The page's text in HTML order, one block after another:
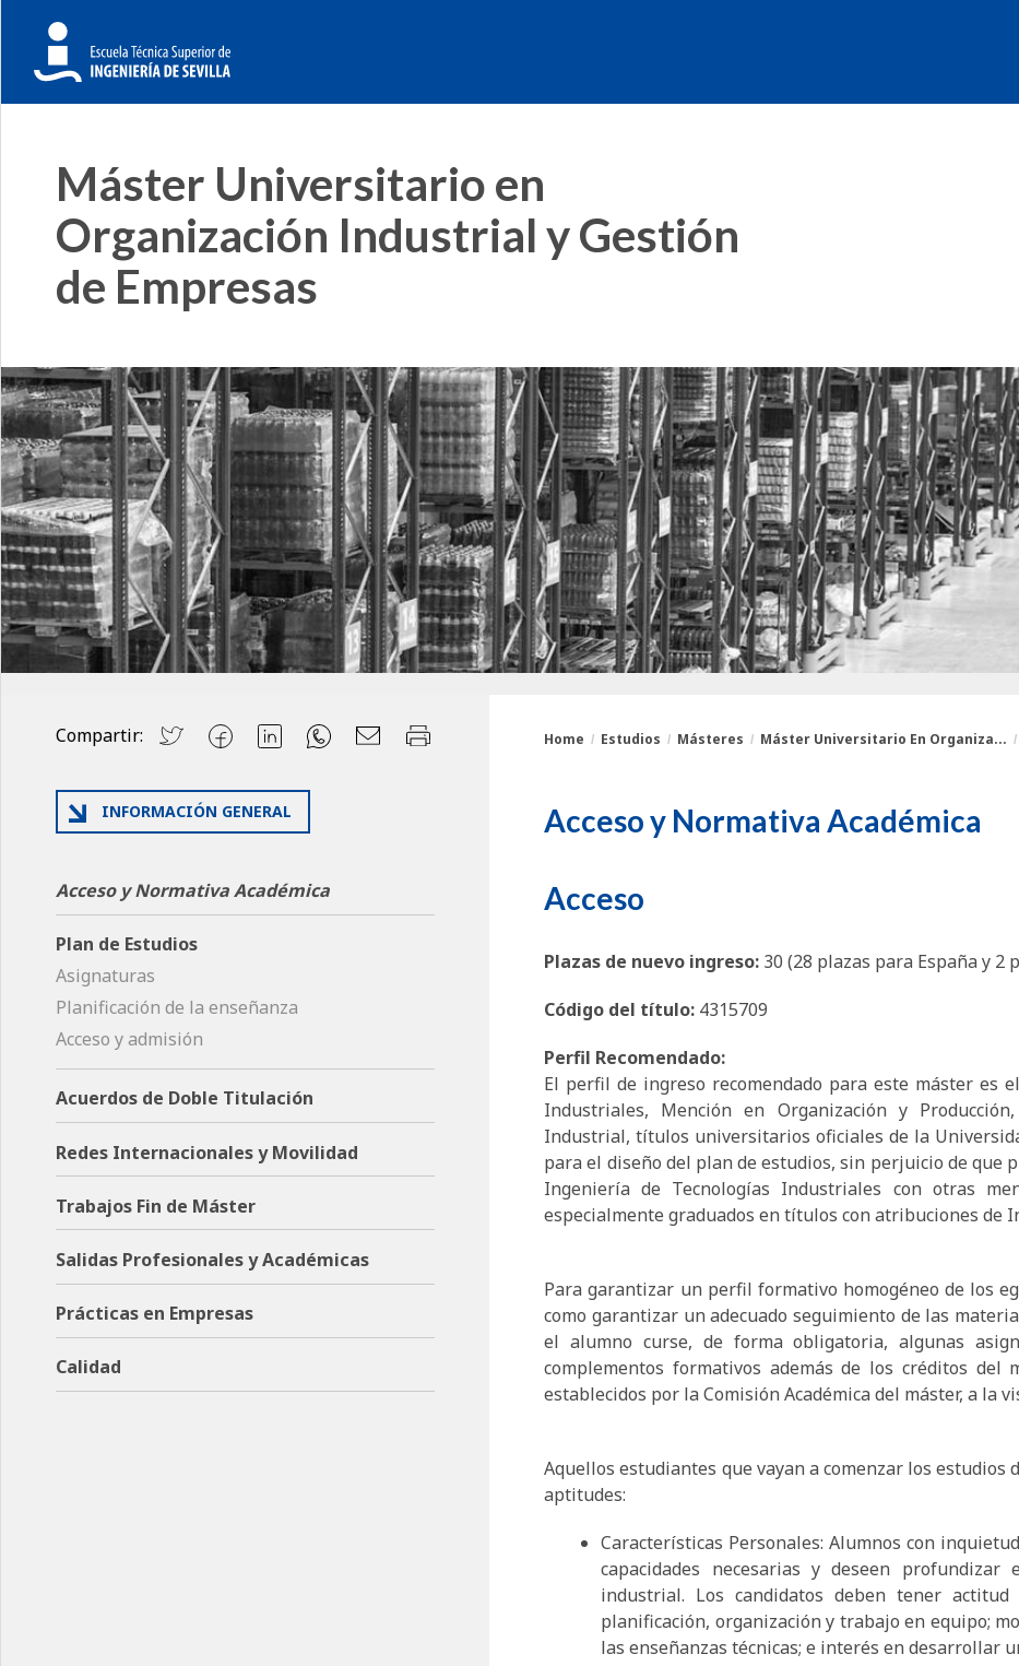
Máster Universitario en
Organización Industrial y Gestión
de Empresas
are
Home Estudios Másteres Máster Universitario En Organiza...
Acceso y Normativa Académica
Acceso
Plazas de nuevo ingreso: 30 (28 plazas para España y 2
Código del título: 4315709
Perfil Recomendado:
El perfil de ingreso recomendado para este máster es
Industriales, Mención en Organización y
Industrial, títulos universitarios oficiales de la
para el diseño del plan de estudios, sin perjuicio de que
Ingeniería de Tecnologías Industriales con otras
especialmente graduados en títulos con atribuciones de
Para garantizar un perfil formativo homogéneo de los
como garantizar un adecuado seguimiento de las
el alumno curse, de forma obligatoria, algunas
complementos formativos además de los créditos del
establecidos por la Comisión Académica del máster, a la
Aquellos estudiantes que vayan a comenzar los
aptitudes:
Características Personales: Alumnos con
capacidades necesarias y deseen
industrial. Los candidatos deben tener
planificación, organización y trabajo en equipo;
las enseñanzas técnicas; e interés en desarrollar
Compartir:
INFORMACIÓN GENERAL
Acceso y Normativa Académica
Plan de Estudios
Asignaturas
Planificación de la enseñanza
Acceso y admisión
Acuerdos de Doble Titulación
Redes Internacionales y Movilidad
Trabajos Fin de Máster
Salidas Profesionales y Académicas
Prácticas en Empresas
Calidad